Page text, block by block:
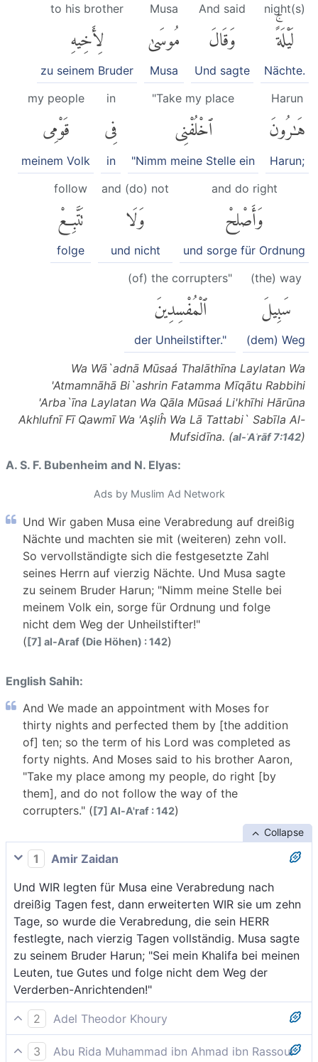
night(s)
لَيْلَةًۚ
Nächte.
And said
وَقَالَ
Und sagte
Musa
مُوسَىٰ
Musa
to his brother
لِأَخِيهِ
zu seinem Bruder
Harun
هَٰرُونَ
Harun;
"Take my place
ٱخْلُفْنِى
"Nimm meine Stelle ein
in
فِى
in
my people
قَوْمِى
meinem Volk
and do right
وَأَصْلِحْ
und sorge für Ordnung
and (do) not
وَلَا
und nicht
follow
تَتَّبِعْ
folge
(the) way
سَبِيلَ
(dem) Weg
(of) the corrupters"
ٱلْمُفْسِدِينَ
der Unheilstifter."
Wa Wā`adnā Mūsaá Thalāthīna Laylatan Wa
'Atmamnāhā Bi`ashrin Fatamma Mīqātu Rabbihi
'Arba`īna Laylatan Wa Qāla Mūsaá Li'khīhi Hārūna
Akhlufnī Fī Qawmī Wa 'Aşliĥ Wa Lā Tattabi` Sabīla Al-
Mufsidīna. (al-ʾAʿrāf 7:142)
A. S. F. Bubenheim and N. Elyas:
Ads by Muslim Ad Network
Und Wir gaben Musa eine Verabredung auf dreißig
Nächte und machten sie mit (weiteren) zehn voll.
So vervollständigte sich die festgesetzte Zahl
seines Herrn auf vierzig Nächte. Und Musa sagte
zu seinem Bruder Harun; "Nimm meine Stelle bei
meinem Volk ein, sorge für Ordnung und folge
nicht dem Weg der Unheilstifter!"
( [7] al-Araf (Die Höhen) : 142)
English Sahih:
And We made an appointment with Moses for
thirty nights and perfected them by [the addition
of] ten; so the term of his Lord was completed as
forty nights. And Moses said to his brother Aaron,
"Take my place among my people, do right [by
them], and do not follow the way of the
corrupters." ([7] Al-A'raf : 142)
Collapse
1
Amir Zaidan
Und WIR legten für Musa eine Verabredung nach
dreißig Tagen fest, dann erweiterten WIR sie um zehn
Tage, so wurde die Verabredung, die sein HERR
festlegte, nach vierzig Tagen vollständig. Musa sagte
zu seinem Bruder Harun; "Sei mein Khalifa bei meinen
Leuten, tue Gutes und folge nicht dem Weg der
Verderben-Anrichtenden!"
2
Adel Theodor Khoury
Und wir verabredeten uns mit Mose dreißig Nächte
3 Abu Rida Muhammad ibn Ahmad ibn Rassoul